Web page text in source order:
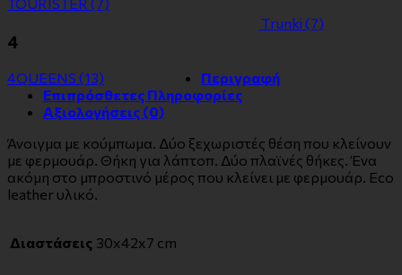
Τrunki (7)
4
4QUEENS (13)
Περιγραφή
Επιπρόσθετες Πληροφορίες
Αξιολογήσεις (0)
Άνοιγμα με κούμπωμα. Δύο ξεχωριστές θέση που κλείνουν
με φερμουάρ. Θήκη για λάπτοπ. Δύο πλαϊνές θήκες. Ένα
ακόμη στο μπροστινό μέρος που κλείνει με φερμουάρ. Eco
leather υλικό.
Διαστάσεις 30x42x7 cm